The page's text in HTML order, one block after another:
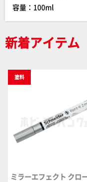
容量：100ml
新着アイテム
塗料
ミラーエフェクト クロ